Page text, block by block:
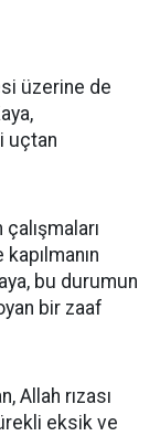
üzerine de
uçtan
bu durumun
bir zaaf
Allah rızası
eksik ve